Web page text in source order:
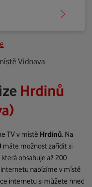
Vidnava
Hrdinů
TV v místě Hrdinů. Na
máte možnost zařídit si
obsahuje až 200
nabízíme v místě
internetu si můžete hned